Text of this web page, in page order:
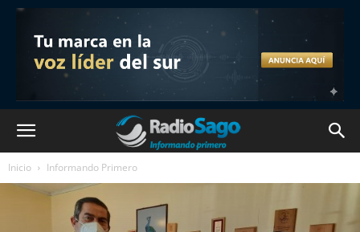
Inicio Informando Primero